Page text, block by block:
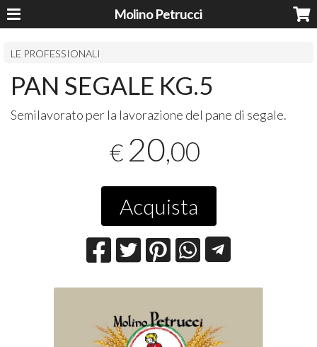
Molino Petrucci
LE PROFESSIONALI
PAN SEGALE KG.5
Semilavorato per la lavorazione del pane di segale.
€ 20,00
Acquista